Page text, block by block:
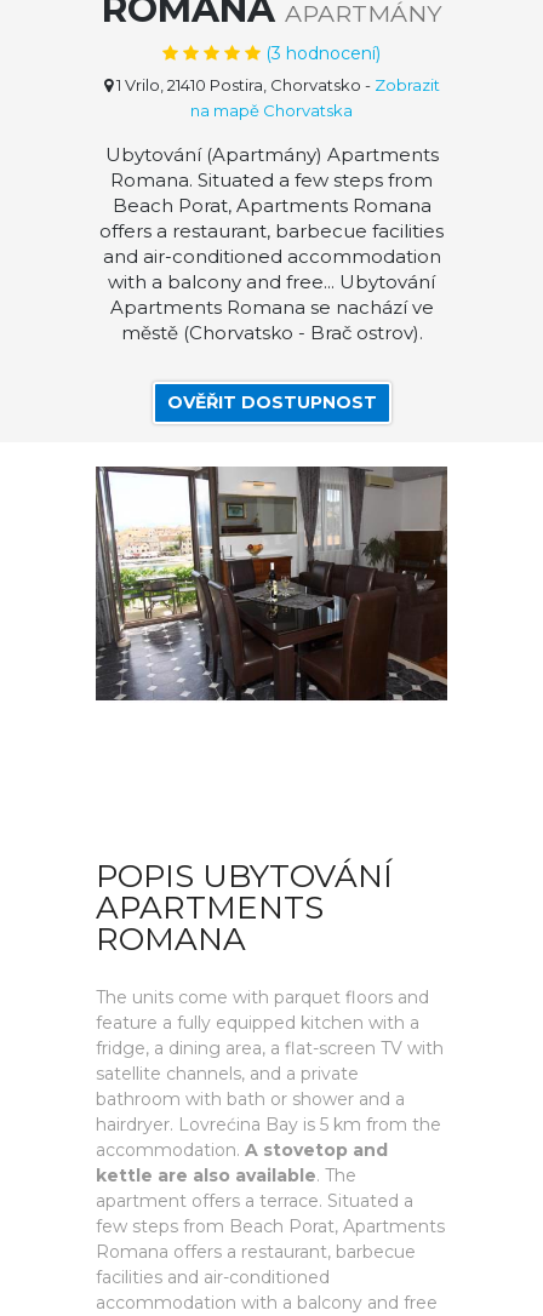
ROMANA APARTMÁNY
(3 hodnocení)
1 Vrilo, 21410 Postira, Chorvatsko - Zobrazit
na mapě Chorvatska
Ubytování (Apartmány) Apartments
Romana. Situated a few steps from
Beach Porat, Apartments Romana
offers a restaurant, barbecue facilities
and air-conditioned accommodation
with a balcony and free... Ubytování
Apartments Romana se nachází ve
městě (Chorvatsko - Brač ostrov).
OVĚŘIT DOSTUPNOST
POPIS UBYTOVÁNÍ
APARTMENTS
ROMANA
The units come with parquet floors and
feature a fully equipped kitchen with a
fridge, a dining area, a flat-screen TV with
satellite channels, and a private
bathroom with bath or shower and a
hairdryer. Lovrećina Bay is 5 km from the
accommodation. A stovetop and
kettle are also available. The
apartment offers a terrace. Situated a
few steps from Beach Porat, Apartments
Romana offers a restaurant, barbecue
facilities and air-conditioned
accommodation with a balcony and free